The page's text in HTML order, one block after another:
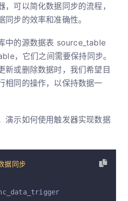
可以简化数据同步的流程，
步的效率和准确性。
中的源数据表 source_table
，它们之间需要保持同步。
新或删除数据时，我们希望目
相同的操作，以保持数据一
演示如何使用触发器实现数据
据同步